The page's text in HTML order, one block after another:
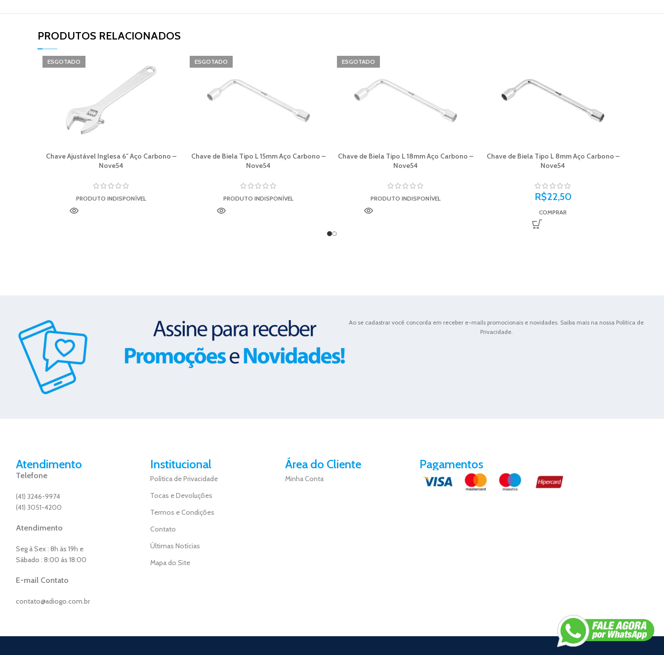
PRODUTOS RELACIONADOS​
ESGOTADO
Chave Ajustável Inglesa 6″ Aço Carbono –
Nove54
PRODUTO INDISPONÍVEL
ESGOTADO
Chave de Biela Tipo L 15mm Aço Carbono –
Nove54
PRODUTO INDISPONÍVEL
ESGOTADO
Chave de Biela Tipo L 18mm Aço Carbono –
Nove54
PRODUTO INDISPONÍVEL
Chave de Biela Tipo L 8mm Aço Carbono –
Nove54
R$22,50
COMPRAR
Ao se cadastrar você concorda em receber e-mails promocionais e novidades. Saiba mais na nossa Politica de
Privacidade.
Atendimento
Telefone
(41) 3246-9974
(41) 3051-4200
Atendimento
Seg à Sex : 8h às 19h e
Sábado : 8:00 ás 18:00
E-mail Contato
contato@adiogo.com.br
Institucional
Política de Privacidade
Tocas e Devoluções
Termos e Condições
Contato
Últimas Notícias
Mapa do Site
Área do Cliente
Minha Conta
Pagamentos